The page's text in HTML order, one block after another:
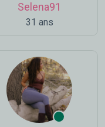
Selena91
31 ans